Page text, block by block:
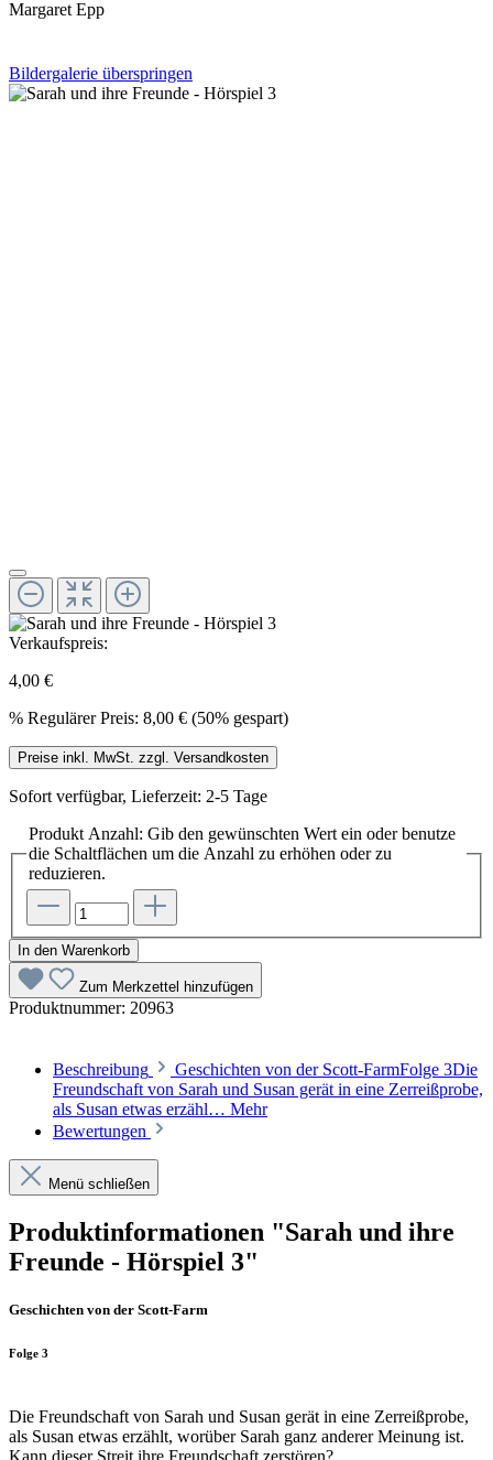
Margaret Epp
Bildergalerie überspringen
Verkaufspreis:
4,00 €
% Regulärer Preis: 8,00 € (50% gespart)
Preise inkl. MwSt. zzgl. Versandkosten
Sofort verfügbar, Lieferzeit: 2-5 Tage
Produkt Anzahl: Gib den gewünschten Wert ein oder benutze
die Schaltflächen um die Anzahl zu erhöhen oder zu
reduzieren.
In den Warenkorb
Zum Merkzettel hinzufügen
Produktnummer: 20963
Beschreibung
Geschichten von der Scott-FarmFolge 3Die
Freundschaft von Sarah und Susan gerät in eine Zerreißprobe,
als Susan etwas erzähl… Mehr
Bewertungen
Menü schließen
Produktinformationen "Sarah und ihre
Freunde - Hörspiel 3"
Geschichten von der Scott-Farm
Folge 3
Die Freundschaft von Sarah und Susan gerät in eine Zerreißprobe,
als Susan etwas erzählt, worüber Sarah ganz anderer Meinung ist.